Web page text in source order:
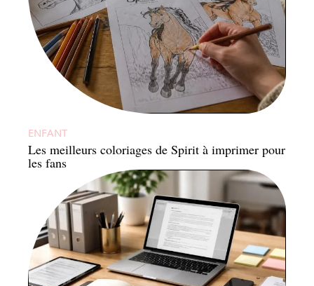
ENFANT
Les meilleurs coloriages de Spirit à imprimer pour
les fans